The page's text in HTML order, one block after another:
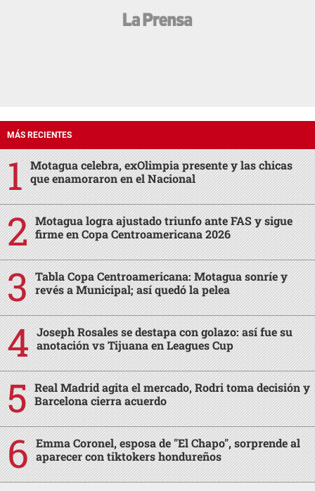
MÁS RECIENTES
Motagua celebra, exOlimpia presente y las chicas
que enamoraron en el Nacional
Motagua logra ajustado triunfo ante FAS y sigue
firme en Copa Centroamericana 2026
Tabla Copa Centroamericana: Motagua sonríe y
revés a Municipal; así quedó la pelea
Joseph Rosales se destapa con golazo: así fue su
anotación vs Tijuana en Leagues Cup
Real Madrid agita el mercado, Rodri toma decisión y
Barcelona cierra acuerdo
Emma Coronel, esposa de "El Chapo", sorprende al
aparecer con tiktokers hondureños